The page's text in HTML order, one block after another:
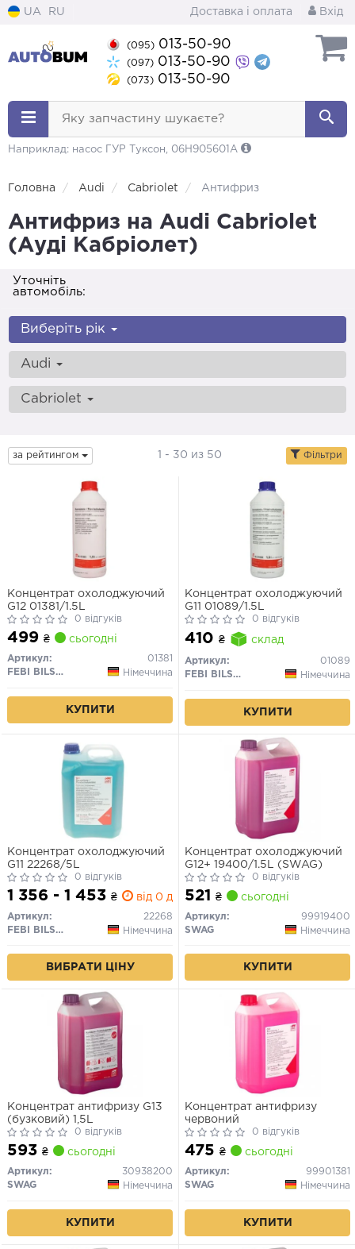
UA RU Доставка і оплата Вхід
(095) 013-50-90
(097) 013-50-90
(073) 013-50-90
Яку запчастину шукаєте?
Наприклад: насос ГУР Туксон, 06H905601A
Головна Audi Cabriolet Антифриз
Антифриз на Audi Cabriolet
(Ауді Кабріолет)
Уточніть
автомобіль:
Виберіть рік
Audi
Cabriolet
за рейтингом 1 - 30 из 50 Фільтри
Концентрат охолоджуючий
G12 01381/1.5L
0 відгуків
499 ₴ сьогодні
Артикул:
01381
FEBI BILSTEIN
Німеччина
КУПИТИ
Концентрат охолоджуючий
G11 01089/1.5L
0 відгуків
410 ₴ склад
Артикул:
01089
FEBI BILSTEIN
Німеччина
КУПИТИ
Концентрат охолоджуючий
G11 22268/5L
0 відгуків
1 356 - 1 453 ₴ від 0 дн.
Артикул:
22268
FEBI BILSTEIN
Німеччина
ВИБРАТИ ЦІНУ
Концентрат охолоджуючий
G12+ 19400/1.5L (SWAG)
0 відгуків
521 ₴ сьогодні
Артикул:
99919400
SWAG
Німеччина
КУПИТИ
Концентрат антифризу G13
(бузковий) 1,5L
0 відгуків
593 ₴ сьогодні
Артикул:
30938200
SWAG
Німеччина
КУПИТИ
Концентрат антифризу
червоний
0 відгуків
475 ₴ сьогодні
Артикул:
99901381
SWAG
Німеччина
КУПИТИ